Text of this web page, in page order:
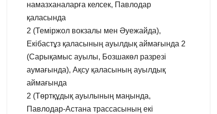
намазханаларға келсек, Павлодар
қаласында
2 (Теміржол вокзалы мен Әуежайда),
Екібастұз қаласының ауылдық аймағында 2
(Сарықамыс ауылы, Бозшакөл разрезі
аумағында), Ақсу қаласының ауылдық
аймағында
2 (Төртқұдық ауылының маңында,
Павлодар-Астана трассасының екі